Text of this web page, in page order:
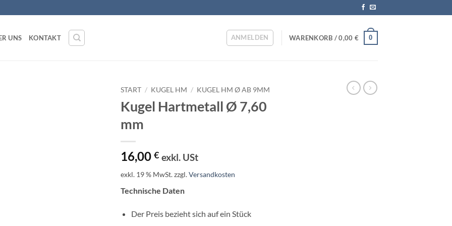
UNS KONTAKT ANMELDEN WARENKORB /0,00 € 0
START / KUGEL HM / KUGEL HM Ø AB 9MM
Kugel Hartmetall Ø 7,60
mm
16,00 € exkl. USt
exkl. 19 % MwSt.zzgl.Versandkosten
Technische Daten
Der Preis bezieht sich auf ein Stück